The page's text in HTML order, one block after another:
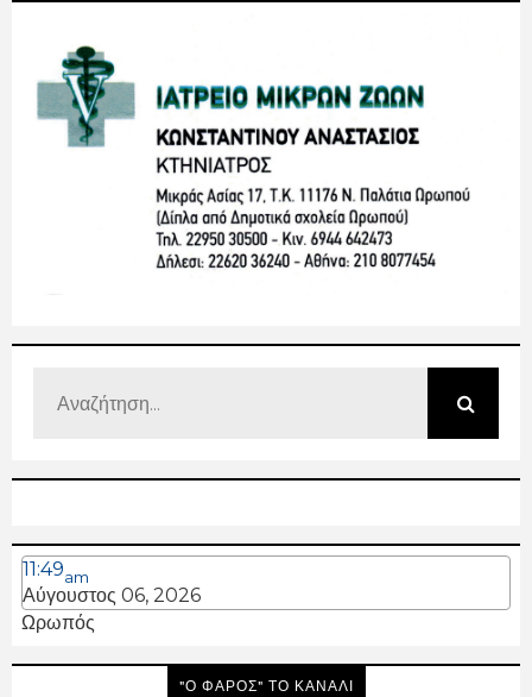
11:49am
Αύγουστος 06, 2026
Ωρωπός
"Ο ΦΑΡΟΣ" ΤΟ ΚΑΝΑΛΙ